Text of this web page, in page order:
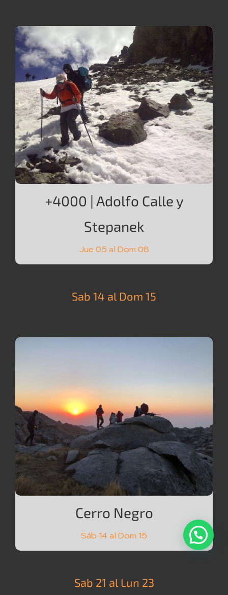
+4000 | Adolfo Calle y
Stepanek
Jue 05 al Dom 08
Sab 14 al Dom 15
Cerro Negro
Sáb 14 al Dom 15
Sab 21 al Lun 23